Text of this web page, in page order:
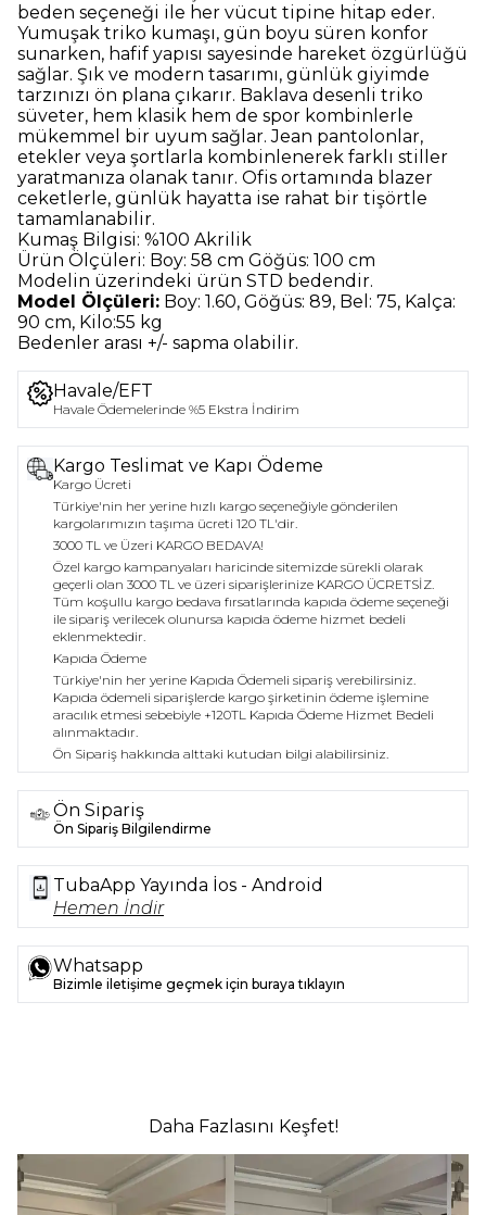
beden seçeneği ile her vücut tipine hitap eder.
Yumuşak triko kumaşı, gün boyu süren konfor
sunarken, hafif yapısı sayesinde hareket özgürlüğü
sağlar. Şık ve modern tasarımı, günlük giyimde
tarzınızı ön plana çıkarır. Baklava desenli triko
süveter, hem klasik hem de spor kombinlerle
mükemmel bir uyum sağlar. Jean pantolonlar,
etekler veya şortlarla kombinlenerek farklı stiller
yaratmanıza olanak tanır. Ofis ortamında blazer
ceketlerle, günlük hayatta ise rahat bir tişörtle
tamamlanabilir.
Kumaş Bilgisi: %100 Akrilik
Ürün Ölçüleri: Boy: 58 cm Göğüs: 100 cm
Modelin üzerindeki ürün STD bedendir.
Model Ölçüleri: Boy: 1.60, Göğüs: 89, Bel: 75, Kalça:
90 cm, Kilo:55 kg
Bedenler arası +/- sapma olabilir.
Havale/EFT
Havale Ödemelerinde %5 Ekstra İndirim
Kargo Teslimat ve Kapı Ödeme
Kargo Ücreti
Türkiye'nin her yerine hızlı kargo seçeneğiyle gönderilen
kargolarımızın taşıma ücreti 120 TL'dir.
3000 TL ve Üzeri KARGO BEDAVA!
Özel kargo kampanyaları haricinde sitemizde sürekli olarak
geçerli olan 3000 TL ve üzeri siparişlerinize KARGO ÜCRETSİZ.
Tüm koşullu kargo bedava fırsatlarında kapıda ödeme seçeneği
ile sipariş verilecek olunursa kapıda ödeme hizmet bedeli
eklenmektedir.
Kapıda Ödeme
Türkiye'nin her yerine Kapıda Ödemeli sipariş verebilirsiniz.
Kapıda ödemeli siparişlerde kargo şirketinin ödeme işlemine
aracılık etmesi sebebiyle +120TL Kapıda Ödeme Hizmet Bedeli
alınmaktadır.
Ön Sipariş hakkında alttaki kutudan bilgi alabilirsiniz.
Ön Sipariş
Ön Sipariş Bilgilendirme
TubaApp Yayında İos - Android
Hemen İndir
Whatsapp
Bizimle iletişime geçmek için buraya tıklayın
Daha Fazlasını Keşfet!